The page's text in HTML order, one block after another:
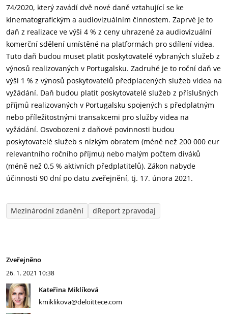
74/2020, který zavádí dvě nové daně vztahující se ke
kinematografickým a audiovizuálním činnostem. Zaprvé je to
daň z realizace ve výši 4 % z ceny uhrazené za audiovizuální
komerční sdělení umístěné na platformách pro sdílení videa.
Tuto daň budou muset platit poskytovatelé vybraných služeb z
výnosů realizovaných v Portugalsku. Zadruhé je to roční daň ve
výši 1 % z výnosů poskytovatelů předplacených služeb videa na
vyžádání. Daň budou platit poskytovatelé služeb z příslušných
příjmů realizovaných v Portugalsku spojených s předplatným
nebo příležitostnými transakcemi pro služby videa na
vyžádání. Osvobozeni z daňové povinnosti budou
poskytovatelé služeb s nízkým obratem (méně než 200 000 eur
relevantního ročního příjmu) nebo malým počtem diváků
(méně než 0,5 % aktivních předplatitelů). Zákon nabyde
účinnosti 90 dní po datu zveřejnění, tj. 17. února 2021.
Mezinárodní zdanění dReport zpravodaj
Zveřejněno
26. 1. 2021 10:38
Kateřina Miklíková
kmiklikova@deloittece.com